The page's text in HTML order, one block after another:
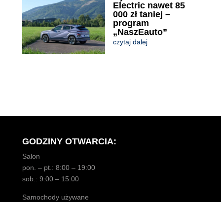
Electric nawet 85
000 zł taniej –
program
„NaszEauto”
czytaj dalej
GODZINY OTWARCIA:
Salon
pon. – pt.: 8:00 – 19:00
sob.: 9:00 – 15:00
Samochody używane